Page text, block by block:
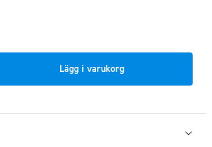
Lägg i varukorg